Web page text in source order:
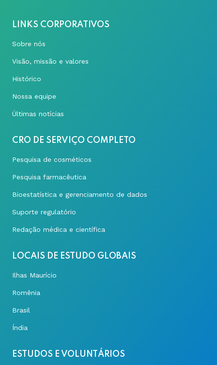
LINKS CORPORATIVOS
Sobre nós
Visão, missão e valores
Histórico
Nossa equipe
Últimas notícias
CRO DE SERVIÇO COMPLETO
Pesquisa de cosméticos
Pesquisa farmacêutica
Bioestatística e gerenciamento de dados
Suporte regulatório
Redação médica e científica
LOCAIS DE ESTUDO GLOBAIS
Ilhas Maurício
Romênia
Brasil
Índia
ESTUDOS E VOLUNTÁRIOS